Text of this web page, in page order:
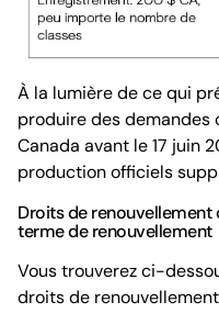
À la lumière de ce qui
produire des demandes
Canada avant le 17 juin
production officiels
Droits de
terme de renouvellement
Vous trouverez ci-
droits de